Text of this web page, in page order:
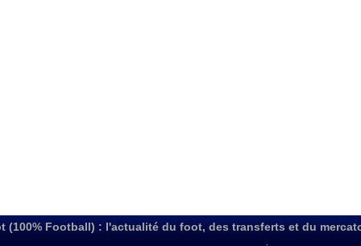
(100% Football) : l'actualité du foot, des transferts et du